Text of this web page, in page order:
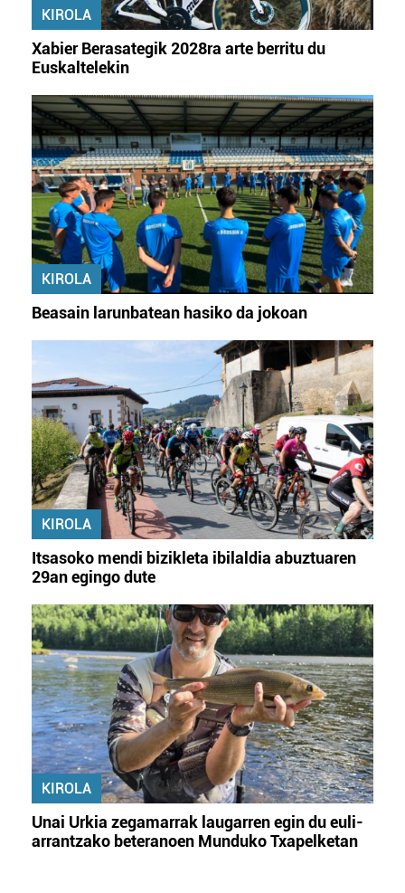
KIROLA
Xabier Berasategik 2028ra arte berritu du
Euskaltelekin
KIROLA
Beasain larunbatean hasiko da jokoan
KIROLA
Itsasoko mendi bizikleta ibilaldia abuztuaren
29an egingo dute
KIROLA
Unai Urkia zegamarrak laugarren egin du euli-
arrantzako beteranoen Munduko Txapelketan